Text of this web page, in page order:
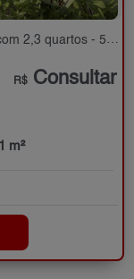
- 52 a 121 m²
R$ Consultar
m²